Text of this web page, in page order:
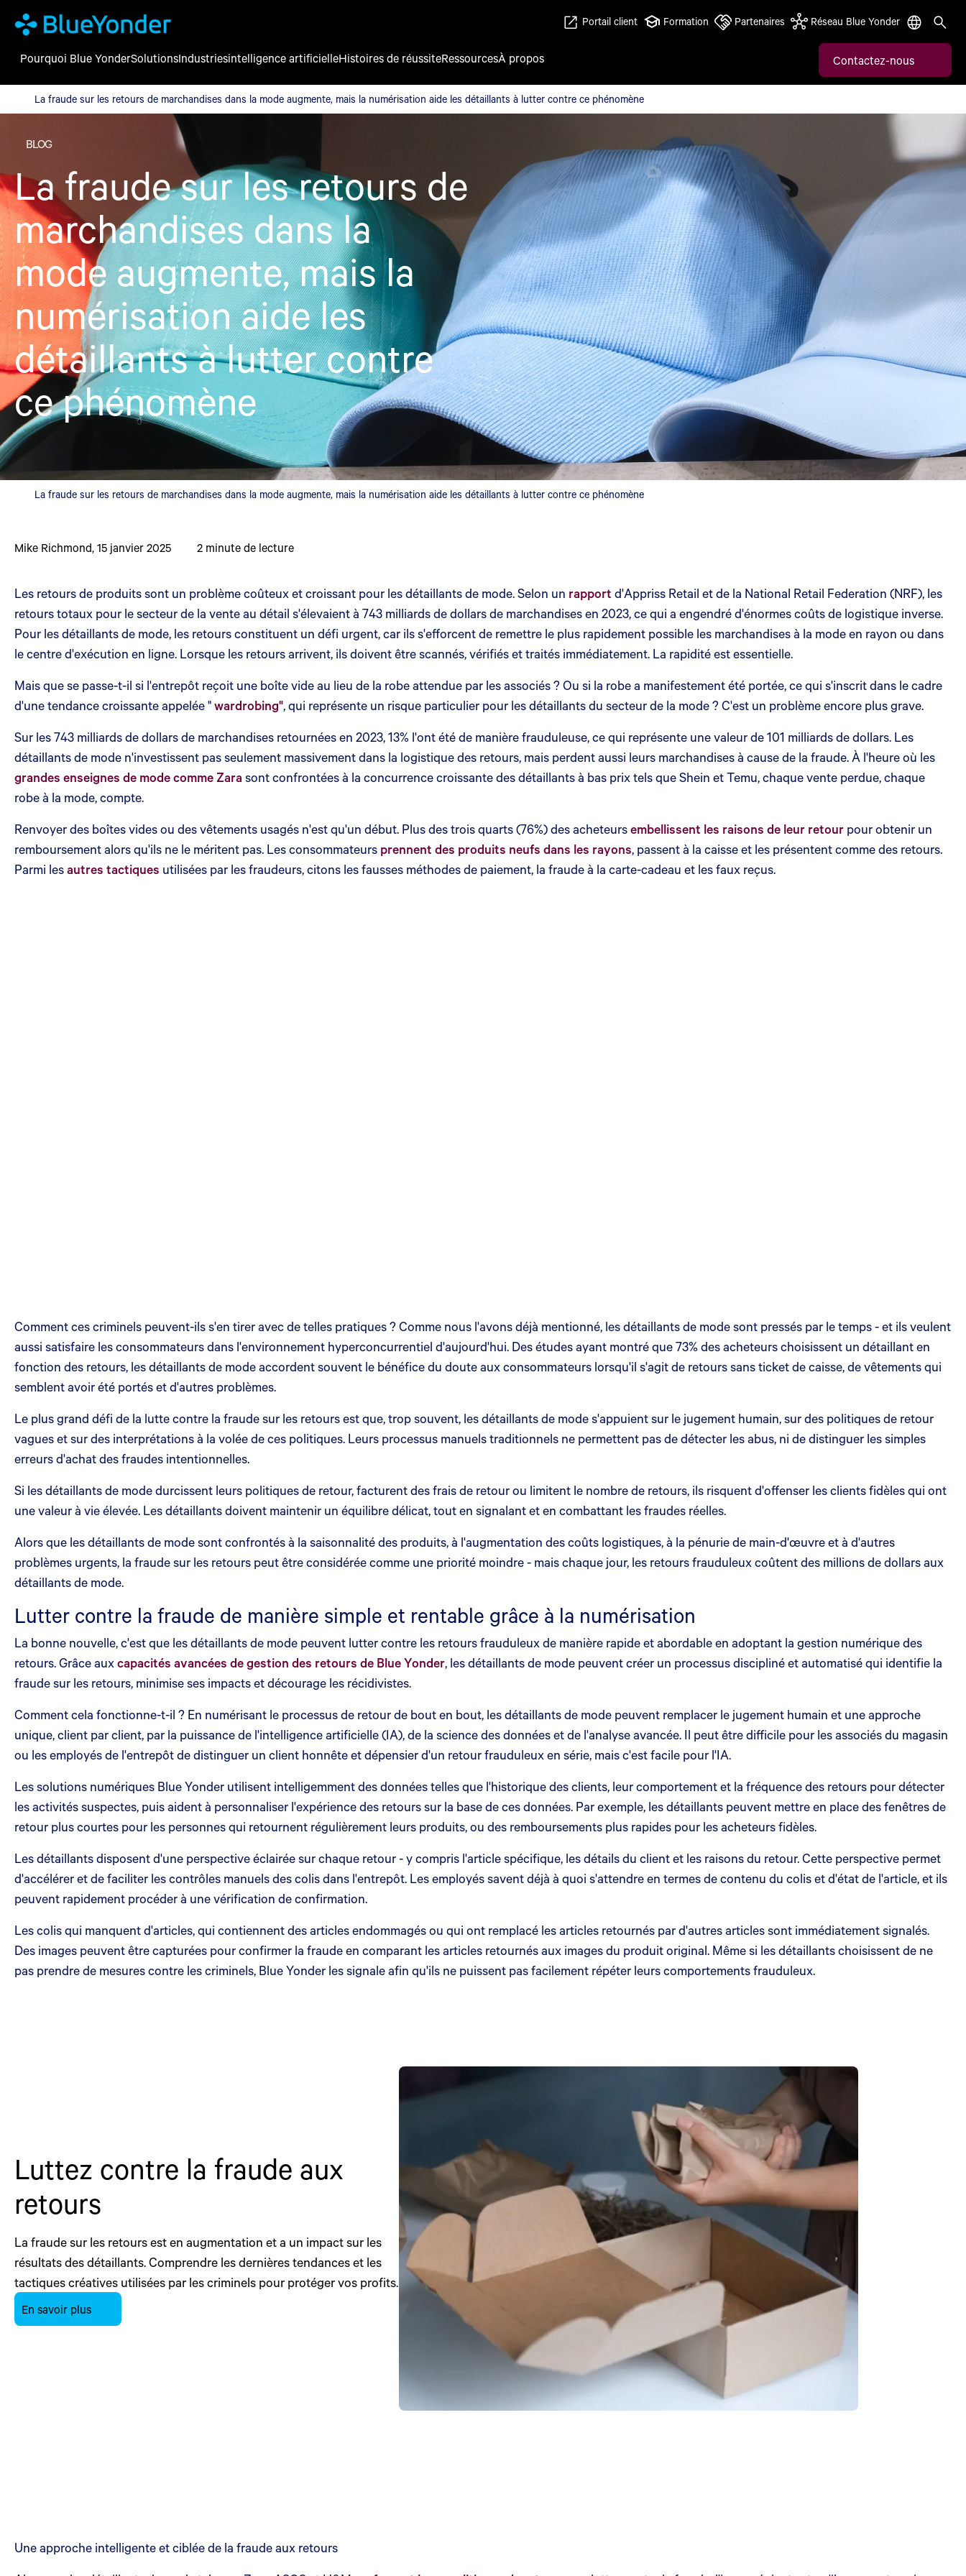
La fraude sur les retours de marchandises dans la mode augmente, mais la numérisation aide les détaillants à lutter contre ce phénomène
Portail client Formation Partenaires Réseau Blue Yonder
Pourquoi Blue YonderSolutionsIndustriesintelligence artificielleHistoires de réussiteRessourcesÀ propos Contactez-nous
La fraude sur les retours de marchandises dans la mode augmente, mais la numérisation aide les détaillants à lutter contre ce phénomène
BLOG
La fraude sur les retours de
marchandises dans la
mode augmente, mais la
numérisation aide les
détaillants à lutter contre
ce phénomène
La fraude sur les retours de marchandises dans la mode augmente, mais la numérisation aide les détaillants à lutter contre ce phénomène
Mike Richmond,15 janvier 2025 2 minute de lecture
Les retours de produits sont un problème coûteux et croissant pour les détaillants de mode. Selon un rapport d'Appriss Retail et de la National Retail Federation (NRF), les
retours totaux pour le secteur de la vente au détail s'élevaient à 743 milliards de dollars de marchandises en 2023, ce qui a engendré d'énormes coûts de logistique inverse.
Pour les détaillants de mode, les retours constituent un défi urgent, car ils s'efforcent de remettre le plus rapidement possible les marchandises à la mode en rayon ou dans
le centre d'exécution en ligne. Lorsque les retours arrivent, ils doivent être scannés, vérifiés et traités immédiatement. La rapidité est essentielle.
Mais que se passe-t-il si l'entrepôt reçoit une boîte vide au lieu de la robe attendue par les associés ? Ou si la robe a manifestement été portée, ce qui s'inscrit dans le cadre
d'une tendance croissante appelée "wardrobing", qui représente un risque particulier pour les détaillants du secteur de la mode ? C'est un problème encore plus grave.
Sur les 743 milliards de dollars de marchandises retournées en 2023, 13% l'ont été de manière frauduleuse, ce qui représente une valeur de 101 milliards de dollars. Les
détaillants de mode n'investissent pas seulement massivement dans la logistique des retours, mais perdent aussi leurs marchandises à cause de la fraude. À l'heure où les
grandes enseignes de mode comme Zara sont confrontées à la concurrence croissante des détaillants à bas prix tels que Shein et Temu, chaque vente perdue, chaque
robe à la mode, compte.
Renvoyer des boîtes vides ou des vêtements usagés n'est qu'un début. Plus des trois quarts (76%) des acheteursembellissent les raisons de leur retour pour obtenir un
remboursement alors qu'ils ne le méritent pas. Les consommateurs prennent des produits neufs dans les rayons, passent à la caisse et les présentent comme des retours.
Parmi lesautres tactiques utilisées par les fraudeurs, citons les fausses méthodes de paiement, la fraude à la carte-cadeau et les faux reçus.
Comment ces criminels peuvent-ils s'en tirer avec de telles pratiques ? Comme nous l'avons déjà mentionné, les détaillants de mode sont pressés par le temps - et ils veulent
aussi satisfaire les consommateurs dans l'environnement hyperconcurrentiel d'aujourd'hui. Des études ayant montré que 73% des acheteurs choisissent un détaillant en
fonction des retours, les détaillants de mode accordent souvent le bénéfice du doute aux consommateurs lorsqu'il s'agit de retours sans ticket de caisse, de vêtements qui
semblent avoir été portés et d'autres problèmes.
Le plus grand défi de la lutte contre la fraude sur les retours est que, trop souvent, les détaillants de mode s'appuient sur le jugement humain, sur des politiques de retour
vagues et sur des interprétations à la volée de ces politiques. Leurs processus manuels traditionnels ne permettent pas de détecter les abus, ni de distinguer les simples
erreurs d'achat des fraudes intentionnelles.
Si les détaillants de mode durcissent leurs politiques de retour, facturent des frais de retour ou limitent le nombre de retours, ils risquent d'offenser les clients fidèles qui ont
une valeur à vie élevée. Les détaillants doivent maintenir un équilibre délicat, tout en signalant et en combattant les fraudes réelles.
Alors que les détaillants de mode sont confrontés à la saisonnalité des produits, à l'augmentation des coûts logistiques, à la pénurie de main-d'œuvre et à d'autres
problèmes urgents, la fraude sur les retours peut être considérée comme une priorité moindre - mais chaque jour, les retours frauduleux coûtent des millions de dollars aux
détaillants de mode.
Lutter contre la fraude de manière simple et rentable grâce à la numérisation
La bonne nouvelle, c'est que les détaillants de mode peuvent lutter contre les retours frauduleux de manière rapide et abordable en adoptant la gestion numérique des
retours. Grâce auxcapacités avancées de gestion des retours de Blue Yonder, les détaillants de mode peuvent créer un processus discipliné et automatisé qui identifie la
fraude sur les retours, minimise ses impacts et décourage les récidivistes.
Comment cela fonctionne-t-il ? En numérisant le processus de retour de bout en bout, les détaillants de mode peuvent remplacer le jugement humain et une approche
unique, client par client, par la puissance de l'intelligence artificielle (IA), de la science des données et de l'analyse avancée. Il peut être difficile pour les associés du magasin
ou les employés de l'entrepôt de distinguer un client honnête et dépensier d'un retour frauduleux en série, mais c'est facile pour l'IA.
Les solutions numériques Blue Yonder utilisent intelligemment des données telles que l'historique des clients, leur comportement et la fréquence des retours pour détecter
les activités suspectes, puis aident à personnaliser l'expérience des retours sur la base de ces données. Par exemple, les détaillants peuvent mettre en place des fenêtres de
retour plus courtes pour les personnes qui retournent régulièrement leurs produits, ou des remboursements plus rapides pour les acheteurs fidèles.
Les détaillants disposent d'une perspective éclairée sur chaque retour - y compris l'article spécifique, les détails du client et les raisons du retour. Cette perspective permet
d'accélérer et de faciliter les contrôles manuels des colis dans l'entrepôt. Les employés savent déjà à quoi s'attendre en termes de contenu du colis et d'état de l'article, et ils
peuvent rapidement procéder à une vérification de confirmation.
Les colis qui manquent d'articles, qui contiennent des articles endommagés ou qui ont remplacé les articles retournés par d'autres articles sont immédiatement signalés.
Des images peuvent être capturées pour confirmer la fraude en comparant les articles retournés aux images du produit original. Même si les détaillants choisissent de ne
pas prendre de mesures contre les criminels, Blue Yonder les signale afin qu'ils ne puissent pas facilement répéter leurs comportements frauduleux.
Luttez contre la fraude aux
retours
La fraude sur les retours est en augmentation et a un impact sur les
résultats des détaillants. Comprendre les dernières tendances et les
tactiques créatives utilisées par les criminels pour protéger vos profits.
En savoir plus
Une approche intelligente et ciblée de la fraude aux retours